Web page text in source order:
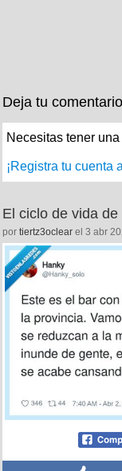
Deja tu comentario
Necesitas tener
¡Registra tu cuenta
El ciclo de vida
por tiertz3oclear el 3 abr